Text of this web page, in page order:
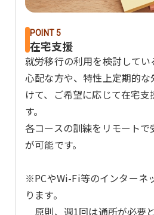
POINT 5
在宅支援
就労移行の利用を検討して
心配な方や、特性上定期的
けて、ご希望に応じて在宅支
す。
各コースの訓練をリモート
が可能です。
※PCやWi-Fi等のインターネ
ります。
原則、週1回は通所が必要と